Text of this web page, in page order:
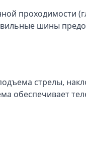
проходимости
шины
стрелы,
обеспечивает